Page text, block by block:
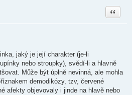
Citace
jaký je její charakter (je-li
nebo stroupky), svědí-li a hlavně
Může být úplně nevinná, ale mohla
demodikózy, tzv, červené
afekty objevovaly i jinde na hlavě nebo